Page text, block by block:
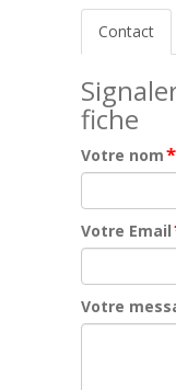
Contact
fiche
Votre nom*
Votre Email
Votre